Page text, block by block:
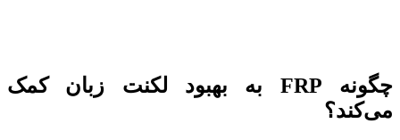
چگونه FRP به بهبود لکنت زبان کمک
می‌کند؟